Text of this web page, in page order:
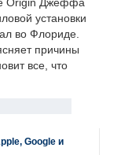
Origin Джеффа
установки
во Флориде.
причины
все, что
Google и